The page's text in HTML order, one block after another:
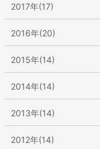
2017年(17)
2016年(20)
2015年(14)
2014年(14)
2013年(14)
2012年(14)